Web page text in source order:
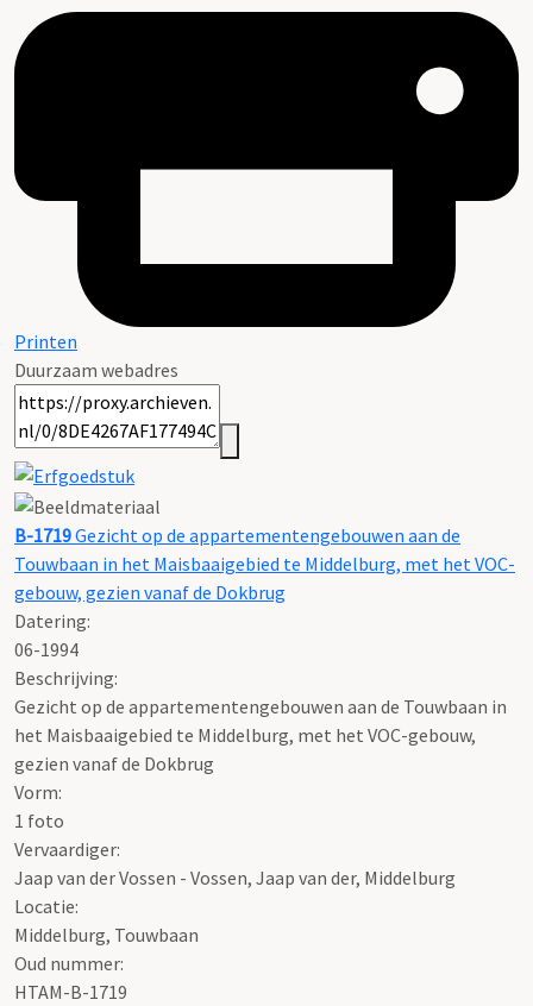
Printen
Duurzaam webadres
B-1719Gezicht op de appartementengebouwen aan de
Touwbaan in het Maisbaaigebied te Middelburg, met het VOC-
gebouw, gezien vanaf de Dokbrug
Datering:
06-1994
Beschrijving:
Gezicht op de appartementengebouwen aan de Touwbaan in
het Maisbaaigebied te Middelburg, met het VOC-gebouw,
gezien vanaf de Dokbrug
Vorm:
1 foto
Vervaardiger:
Jaap van der Vossen - Vossen, Jaap van der, Middelburg
Locatie:
Middelburg, Touwbaan
Oud nummer:
HTAM-B-1719